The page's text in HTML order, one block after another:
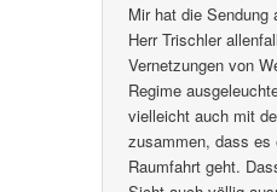
Mir hat die Sendung
Herr Trischler
Vernetzungen von
Regime
vielleicht auch mit
zusammen, dass es
Raumfahrt geht.